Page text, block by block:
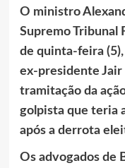
O ministro
Supremo Tribunal
de quinta-feira
ex-presidente Jair
tramitação da
golpista que teria
após a derrota
Os advogados de